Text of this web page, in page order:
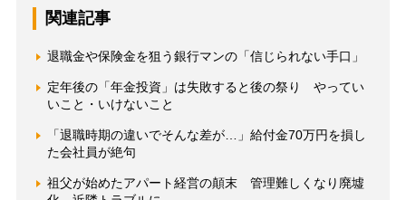
関連記事
退職金や保険金を狙う銀行マンの「信じられない手口」
定年後の「年金投資」は失敗すると後の祭り やってい
いこと・いけないこと
「退職時期の違いでそんな差が…」給付金70万円を損し
た会社員が絶句
祖父が始めたアパート経営の顛末 管理難しくなり廃墟